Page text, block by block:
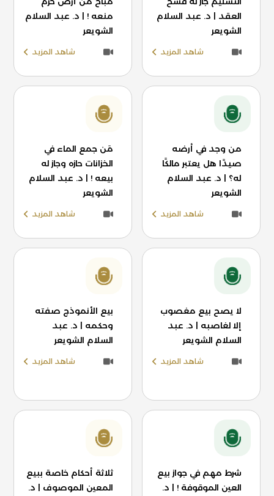
العقد | د. عبد السلام
الشويعر
شاهد المزيد
منعه ! | د. عبد السلام
الشويعر
شاهد المزيد
من وجد في أرضه
صيدًا هل يعتبر مالكًا
له؟ | د. عبد السلام
الشويعر
شاهد المزيد
مَن جمع الماء في
الخزانات حازه وجاز له
بيعه ! | د. عبد السلام
الشويعر
شاهد المزيد
لا يصح بيع مغصوب
إلا لغاصبه | د. عبد
السلام الشويعر
شاهد المزيد
بيع الأنموذج صفته
وحكمه | د. عبد
السلام الشويعر
شاهد المزيد
شرط مهم في جواز بيع
العين الموقوفة ! | د.
ثلاثة أحكام خاصة ببيع
المعين الموصوف | د.